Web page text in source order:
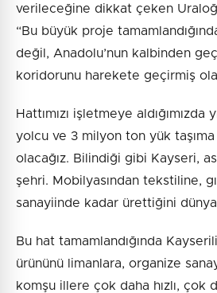
verileceğine dikkat çeken
“Bu büyük proje
değil, Anadolu’nun kalbinden
koridorunu harekete geçirmiş
Hattımızı işletmeye aldığımızda
yolcu ve 3 milyon ton yük taşıma
olacağız. Bilindiği gibi Kayseri,
şehri. Mobilyasından tekstiline,
sanayiinde kadar ürettiğini
Bu hat tamamlandığında
ürününü limanlara, organize
komşu illere çok daha hızlı, çok